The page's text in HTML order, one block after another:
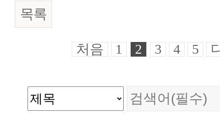
목록
처음 1 2 3 4 5